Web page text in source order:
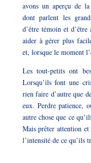
avons un aperçu de
dont parlent les
d’être témoin et
aider à gérer plus
et, lorsque le moment
Les tout-petits ont
Lorsqu’ils font une
rien faire d’autre que
eux. Perdre patience,
autre chose que ce
Mais prêter attention
l’intensité de ce qu’ils